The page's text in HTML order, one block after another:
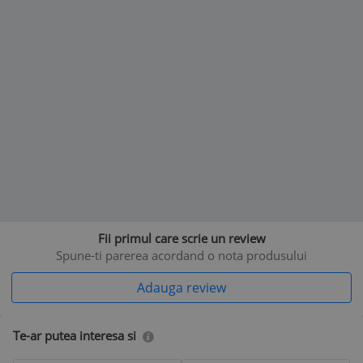
Fii primul care scrie un review
Spune-ti parerea acordand o nota produsului
Adauga review
Te-ar putea interesa si